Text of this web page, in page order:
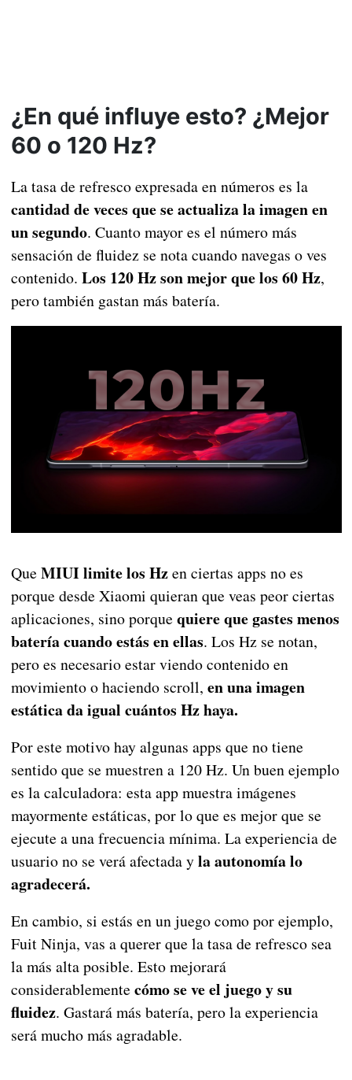
¿En qué influye esto? ¿Mejor
60 o 120 Hz?
La tasa de refresco expresada en números es la
cantidad de veces que se actualiza la imagen en
un segundo. Cuanto mayor es el número más
sensación de fluidez se nota cuando navegas o ves
contenido. Los 120 Hz son mejor que los 60 Hz,
pero también gastan más batería.
Que MIUI limite los Hzen ciertas apps no es
porque desde Xiaomi quieran que veas peor ciertas
aplicaciones, sino porque quiere que gastes menos
batería cuando estás en ellas. Los Hz se notan,
pero es necesario estar viendo contenido en
movimiento o haciendo scroll, en una imagen
estática da igual cuántos Hz haya.
Por este motivo hay algunas apps que no tiene
sentido que se muestren a 120 Hz. Un buen ejemplo
es la calculadora: esta app muestra imágenes
mayormente estáticas, por lo que es mejor que se
ejecute a una frecuencia mínima. La experiencia de
usuario no se verá afectada yla autonomía lo
agradecerá.
En cambio, si estás en un juego como por ejemplo,
Fuit Ninja, vas a querer que la tasa de refresco sea
la más alta posible. Esto mejorará
considerablemente cómo se ve el juego y su
fluidez. Gastará más batería, pero la experiencia
será mucho más agradable.